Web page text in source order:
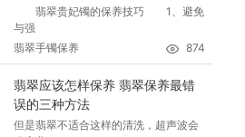
翡翠贵妃镯的保养技巧 1、避免
与强
翡翠手镯保养
874
翡翠应该怎样保养 翡翠保养最错
误的三种方法
但是翡翠不适合这样的清洗，超声波会